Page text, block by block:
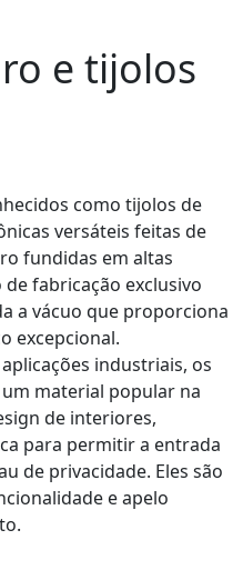
e tijolos
como tijolos de
versáteis feitas de
fundidas em altas
fabricação exclusivo
a vácuo que proporciona
excepcional.
industriais, os
material popular na
de interiores,
para permitir a entrada
de privacidade. Eles são
e apelo